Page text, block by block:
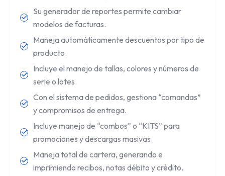
Su generador de reportes permite cambiar
modelos de facturas.
Maneja automáticamente descuentos por tipo de
producto.
Incluye el manejo de tallas, colores y números de
serie o lotes.
Con el sistema de pedidos, gestiona “comandas”
y compromisos de entrega.
Incluye manejo de “combos” o “KITS” para
promociones y descargas masivas.
Maneja total de cartera, generando e
imprimiendo recibos, notas débito y crédito.